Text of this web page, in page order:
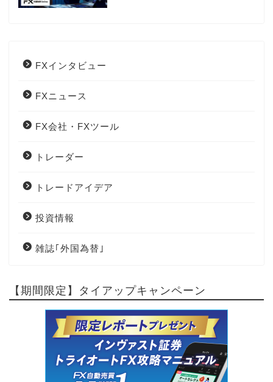
FXインタビュー
FXニュース
FX会社・FXツール
トレーダー
トレードアイデア
投資情報
雑誌｢外国為替｣
【期間限定】タイアップキャンペーン